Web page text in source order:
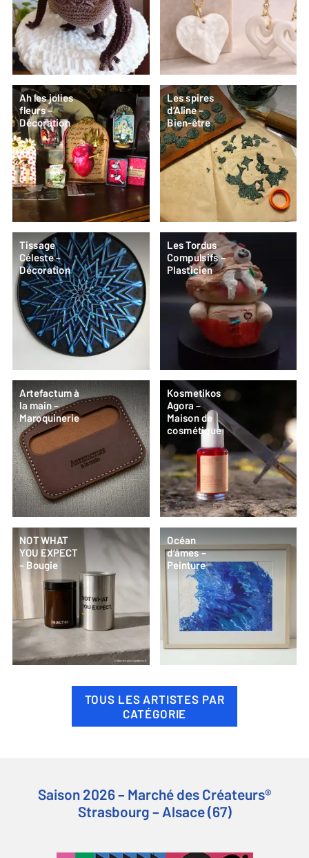
Ah les jolies
fleurs –
Décoration
Les spires
d’Aline –
Bien-être
Tissage
Céleste –
Décoration
Les Tordus
Compulsifs –
Plasticien
Artefactum à
la main –
Maroquinerie
Kosmetikos
Agora –
Maison de
cosmétique
NOT WHAT
YOU EXPECT
– Bougie
Océan
d’âmes –
Peinture
TOUS LES ARTISTES PAR
CATÉGORIE
Saison 2026 – Marché des Créateurs®
Strasbourg – Alsace (67)